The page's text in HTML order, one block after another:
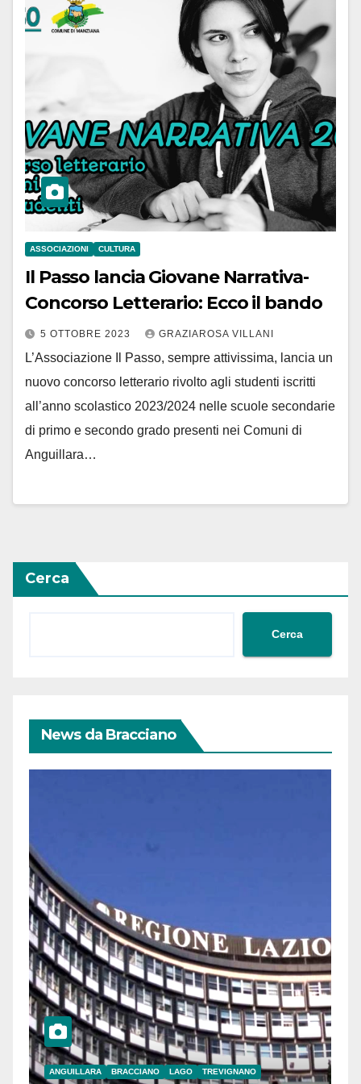
ASSOCIAZIONI CULTURA
Il Passo lancia Giovane Narrativa-
Concorso Letterario: Ecco il bando
5 OTTOBRE 2023 GRAZIAROSA VILLANI
L’Associazione Il Passo, sempre attivissima, lancia un
nuovo concorso letterario rivolto agli studenti iscritti
all’anno scolastico 2023/2024 nelle scuole secondarie
di primo e secondo grado presenti nei Comuni di
Anguillara…
Cerca
Cerca
News da Bracciano
ANGUILLARA BRACCIANO LAGO TREVIGNANO